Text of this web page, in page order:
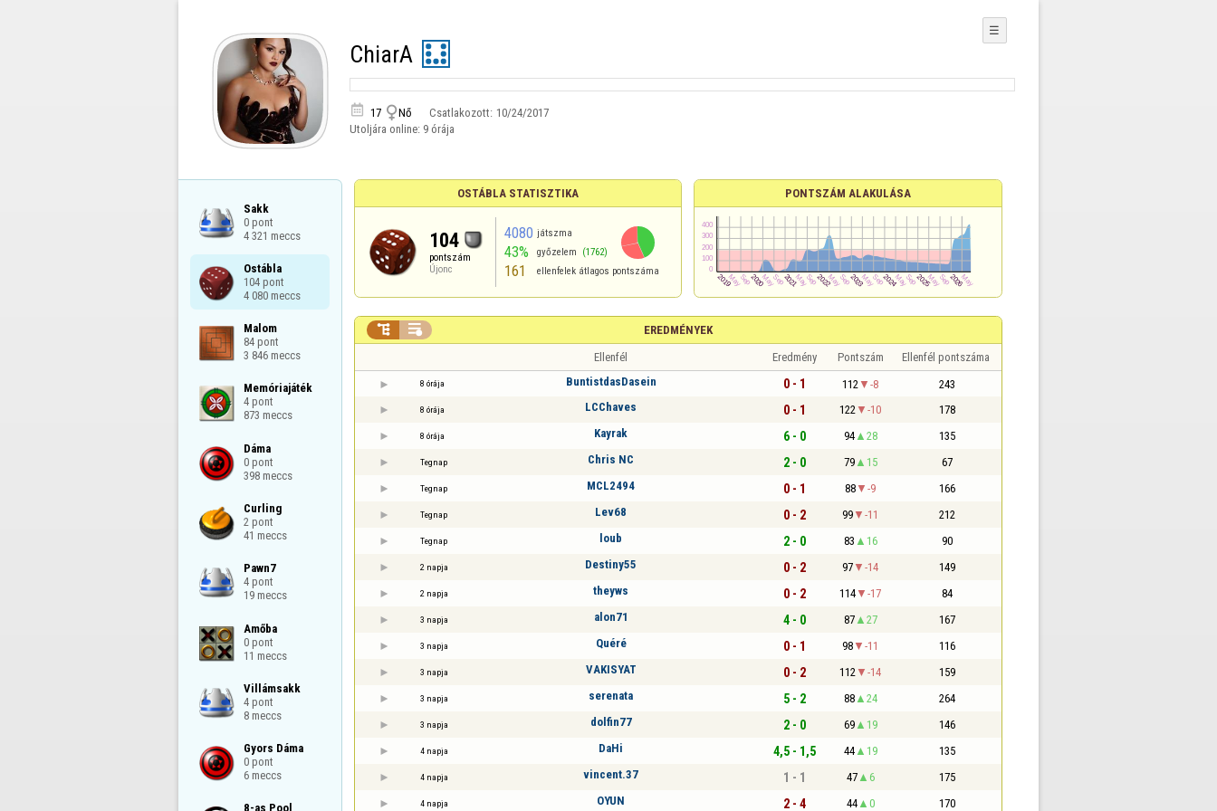
ChiarA
 17 Nő Csatlakozott: 10/24/2017
Utoljára online: 9 órája
☰
Sakk
0 pont
4 321 meccs
Ostábla
104 pont
4 080 meccs
Malom
84 pont
3 846 meccs
Memóriajáték
4 pont
873 meccs
Dáma
0 pont
398 meccs
Curling
2 pont
41 meccs
Pawn7
4 pont
19 meccs
Amőba
0 pont
11 meccs
Villámsakk
4 pont
8 meccs
Gyors Dáma
0 pont
6 meccs
8-as Pool
OSTÁBLA STATISZTIKA
104
pontszám
Újonc
4080 játszma
43% győzelem (1762)
161 ellenfelek átlagos pontszáma
PONTSZÁM ALAKULÁSA
EREDMÉNYEK
 
Ellenfél Eredmény Pontszám Ellenfél pontszáma
8 órája BuntistdasDasein 0 - 1 112 -8 243
8 órája LCChaves 0 - 1 122 -10 178
8 órája Kayrak 6 - 0 94 28 135
Tegnap Chris NC 2 - 0 79 15 67
Tegnap MCL2494 0 - 1 88 -9 166
Tegnap Lev68 0 - 2 99 -11 212
Tegnap loub 2 - 0 83 16 90
2 napja Destiny55 0 - 2 97 -14 149
2 napja theyws 0 - 2 114 -17 84
3 napja alon71 4 - 0 87 27 167
3 napja Quéré 0 - 1 98 -11 116
3 napja VAKISYAT 0 - 2 112 -14 159
3 napja serenata 5 - 2 88 24 264
3 napja dolfin77 2 - 0 69 19 146
4 napja DaHi 4,5 - 1,5 44 19 135
4 napja vincent.37 1 - 1 47 6 175
4 napja OYUN 2 - 4 44 0 170